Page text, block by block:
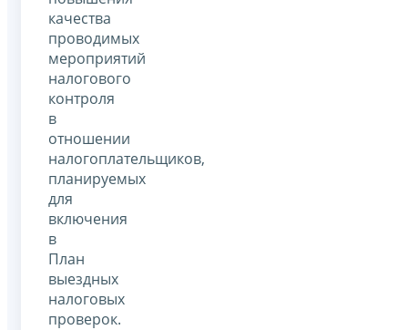
качества
проводимых
мероприятий
налогового
контроля
в
отношении
налогоплательщиков,
планируемых
для
включения
в
План
выездных
налоговых
проверок.